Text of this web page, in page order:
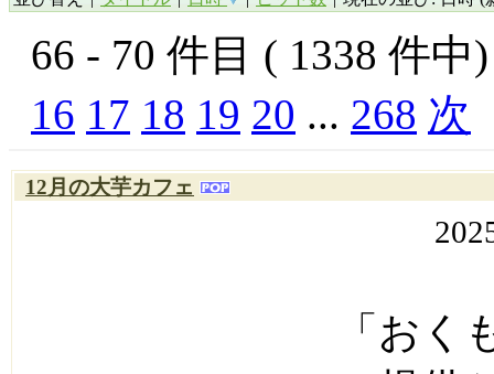
66 - 70 件目 ( 1338 件
16 17 18 19 20 ... 268 次
12月の大芋カフェ
「おく